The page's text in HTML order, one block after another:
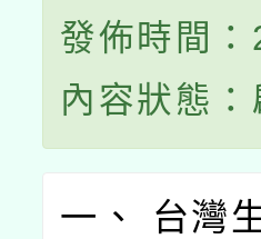
發佈時間
內容狀態：
一、 台灣